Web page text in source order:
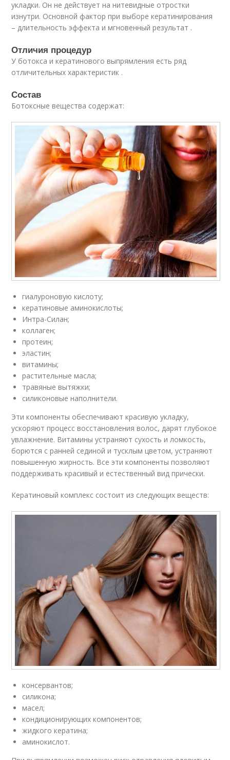
укладки. Он не действует на нитевидные отростки
изнутри. Основной фактор при выборе кератинирования
– длительность эффекта и мгновенный результат .
Отличия процедур
У ботокса и кератинового выпрямления есть ряд
отличительных характеристик .
Состав
Ботоксные вещества содержат:
гиалуроновую кислоту;
кератиновые аминокислоты;
Интра-Силан;
коллаген;
протеин;
эластин;
витамины;
растительные масла;
травяные вытяжки;
силиконовые наполнители.
Эти компоненты обеспечивают красивую укладку,
ускоряют процесс восстановления волос, дарят глубокое
увлажнение. Витамины устраняют сухость и ломкость,
борются с ранней сединой и тусклым цветом, устраняют
повышенную жирность. Все эти компоненты позволяют
поддерживать красивый и естественный вид прически.
Кератиновый комплекс состоит из следующих веществ:
консервантов;
силикона;
масел;
кондиционирующих компонентов;
жидкого кератина;
аминокислот.